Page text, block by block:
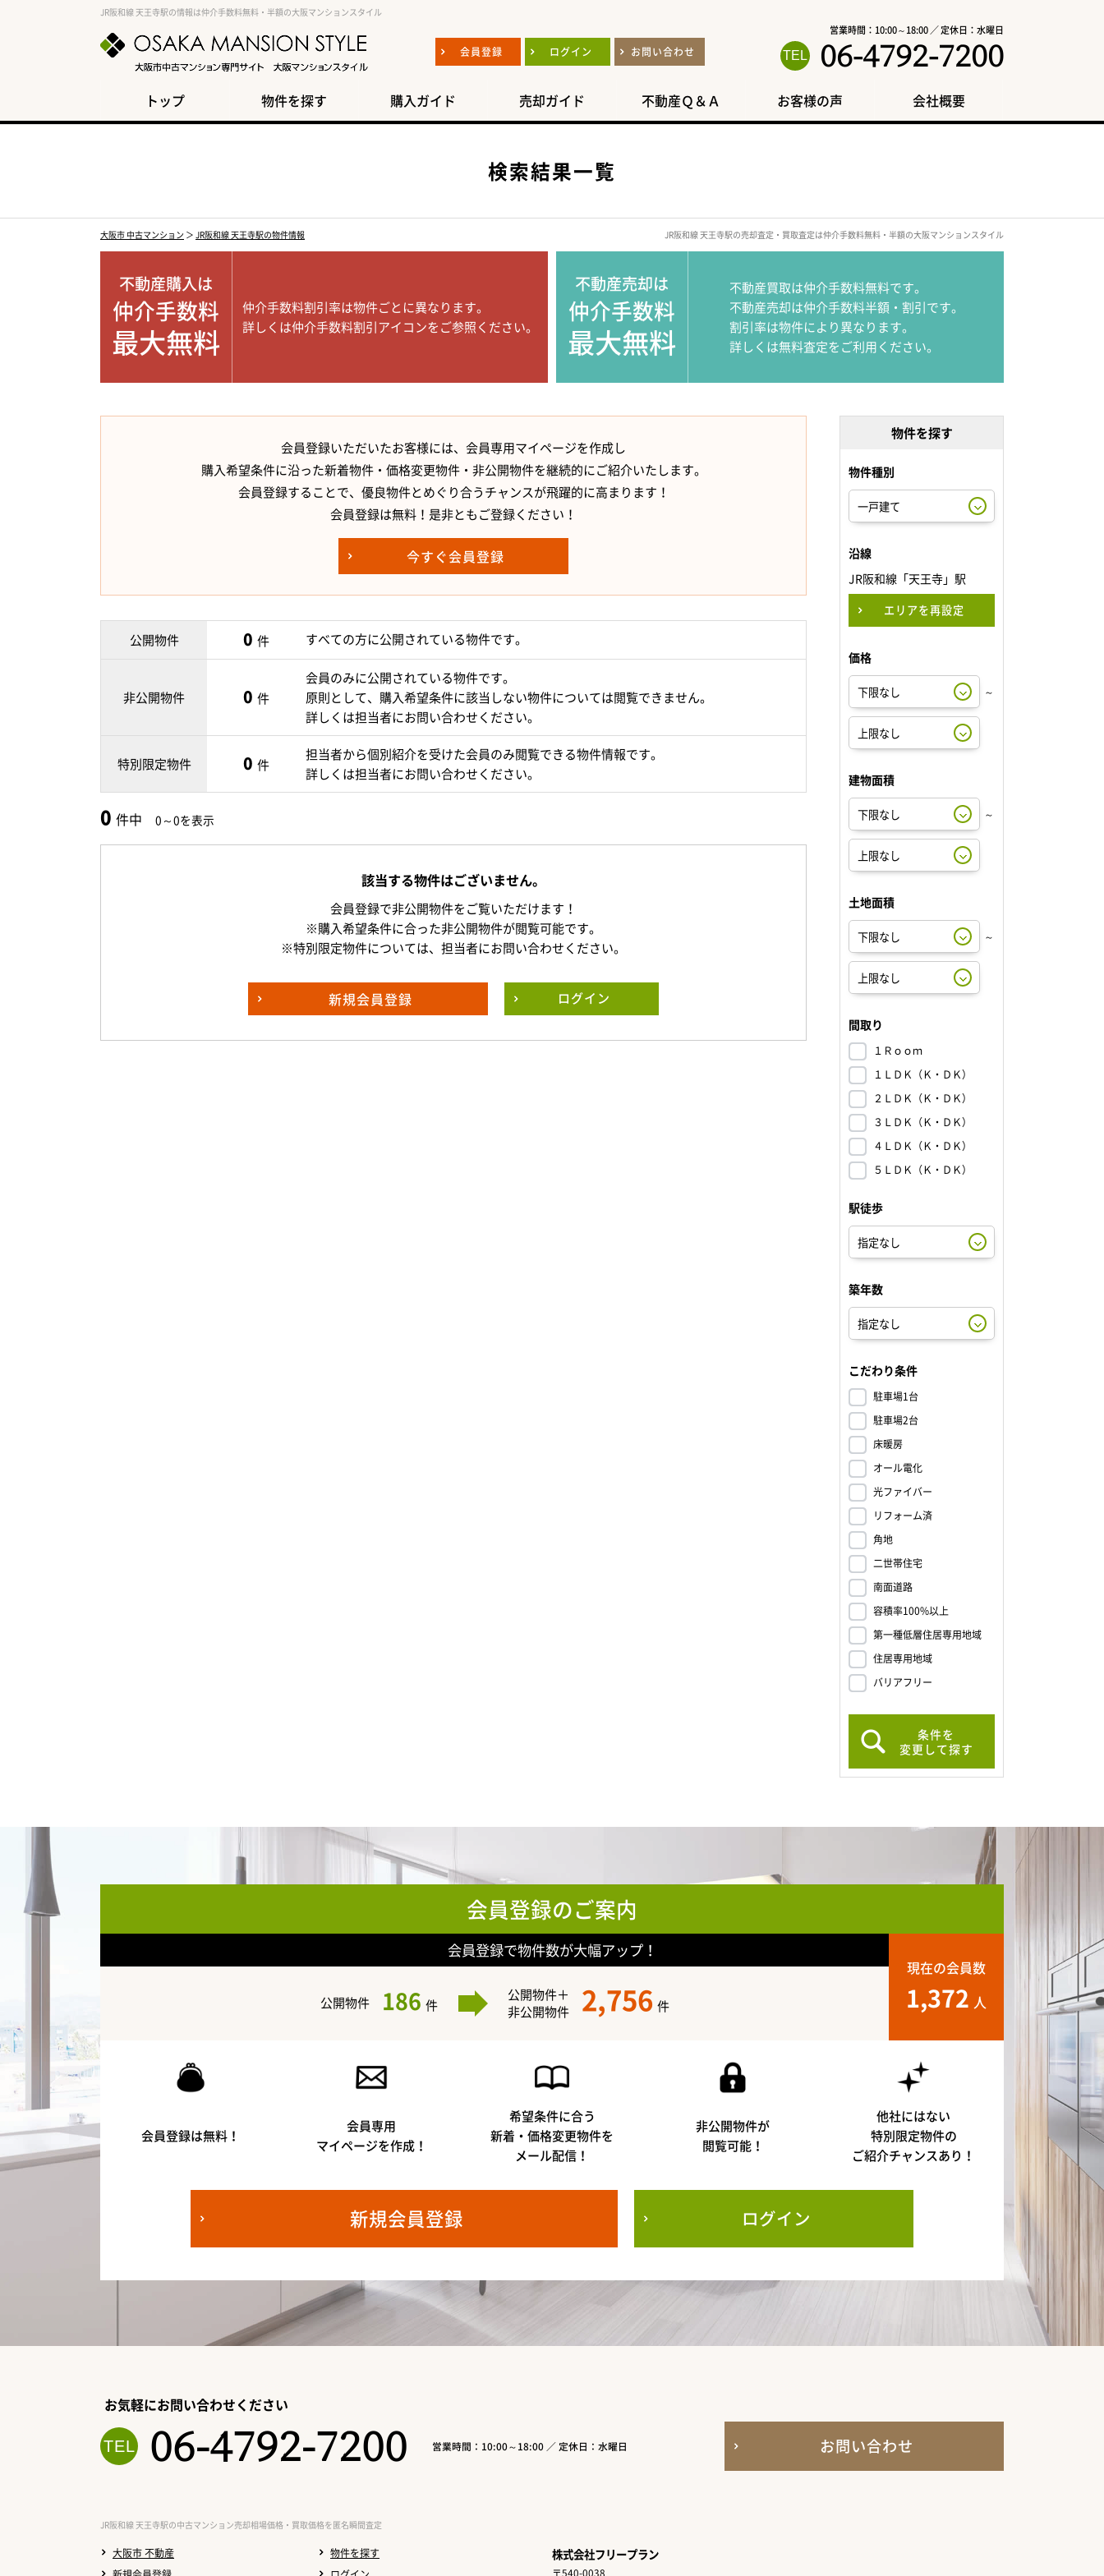
JR阪和線 天王寺駅の情報は仲介手数料無料・半額の大阪マンションスタイル
会員登録 ログイン お問い合わせ
営業時間：10:00～18:00 ／ 定休日：水曜日
06-4792-7200
トップ 物件を探す 購入ガイド 売却ガイド 不動産Ｑ＆Ａ お客様の声 会社概要
検索結果一覧
大阪市 中古マンション ＞ JR阪和線 天王寺駅の物件情報 JR阪和線 天王寺駅の売却査定・買取査定は仲介手数料無料・半額の大阪マンションスタイル
不動産購入は
仲介手数料
最大無料
仲介手数料割引率は物件ごとに異なります。
詳しくは仲介手数料割引アイコンをご参照ください。
不動産売却は
仲介手数料
最大無料
不動産買取は仲介手数料無料です。
不動産売却は仲介手数料半額・割引です。
割引率は物件により異なります。
詳しくは無料査定をご利用ください。
会員登録いただいたお客様には、会員専用マイページを作成し
購入希望条件に沿った新着物件・価格変更物件・非公開物件を継続的にご紹介いたします。
会員登録することで、優良物件とめぐり合うチャンスが飛躍的に高まります！
会員登録は無料！是非ともご登録ください！
今すぐ会員登録
公開物件 0 件 すべての方に公開されている物件です。
非公開物件 0 件
会員のみに公開されている物件です。
原則として、購入希望条件に該当しない物件については閲覧できません。
詳しくは担当者にお問い合わせください。
特別限定物件 0 件
担当者から個別紹介を受けた会員のみ閲覧できる物件情報です。
詳しくは担当者にお問い合わせください。
0 件中 0～0を表示
該当する物件はございません。
会員登録で非公開物件をご覧いただけます！
※購入希望条件に合った非公開物件が閲覧可能です。
※特別限定物件については、担当者にお問い合わせください。
新規会員登録 ログイン
物件を探す
物件種別
沿線
JR阪和線「天王寺」駅
エリアを再設定
価格
～
建物面積
～
土地面積
～
間取り
１Ｒｏｏｍ
１ＬＤＫ（Ｋ・ＤＫ）
２ＬＤＫ（Ｋ・ＤＫ）
３ＬＤＫ（Ｋ・ＤＫ）
４ＬＤＫ（Ｋ・ＤＫ）
５ＬＤＫ（Ｋ・ＤＫ）
駅徒歩
築年数
こだわり条件
駐車場1台
駐車場2台
床暖房
オール電化
光ファイバー
リフォーム済
角地
二世帯住宅
南面道路
容積率100%以上
第一種低層住居専用地域
住居専用地域
バリアフリー
条件を
変更して探す
会員登録のご案内
会員登録で物件数が大幅アップ！
公開物件 186 件
公開物件＋
非公開物件
2,756 件
現在の会員数
1,372 人
会員登録は無料！
会員専用
マイページを作成！
希望条件に合う
新着・価格変更物件を
メール配信！
非公開物件が
閲覧可能！
他社にはない
特別限定物件の
ご紹介チャンスあり！
新規会員登録 ログイン
お気軽にお問い合わせください
06-4792-7200 営業時間：10:00～18:00 ／ 定休日：水曜日 お問い合わせ
JR阪和線 天王寺駅の中古マンション売却相場価格・買取価格を匿名瞬間査定
大阪市 不動産
物件を探す
株式会社フリープラン
〒540-0038